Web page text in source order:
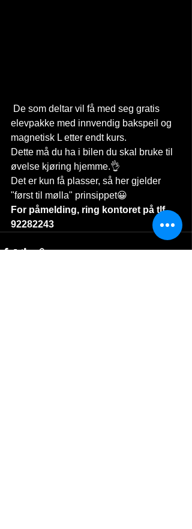
De som deltar vil få med seg gratis
elevpakke med innvendig bakspeil og
magnetisk L etter endt kurs.
Dette må du ha i bilen du skal bruke til
øvelse kjøring hjemme.👌
Det er kun få plasser, så her gjelder
"først til mølla" prinsippet😀
For påmelding, ring kontoret på tlf.
92282243